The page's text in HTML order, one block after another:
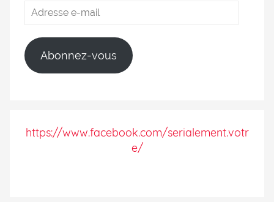
Abonnez-vous
https://www.facebook.com/serialement.votr
e/